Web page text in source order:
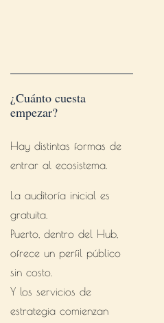
¿Cuánto cuesta
empezar?
Hay distintas formas de
entrar al ecosistema.
La auditoría inicial es
gratuita.
Puerto, dentro del Hub,
ofrece un perfil público
sin costo.
Y los servicios de
estrategia comienzan